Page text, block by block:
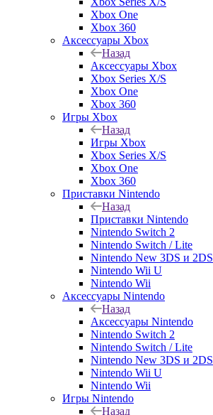
Xbox One
Xbox 360
Аксессуары Xbox
Назад
Аксессуары Xbox
Xbox Series X/S
Xbox One
Xbox 360
Игры Xbox
Назад
Игры Xbox
Xbox Series X/S
Xbox One
Xbox 360
Приставки Nintendo
Назад
Приставки Nintendo
Nintendo Switch 2
Nintendo Switch / Lite
Nintendo New 3DS и 2DS
Nintendo Wii U
Nintendo Wii
Аксессуары Nintendo
Назад
Аксессуары Nintendo
Nintendo Switch 2
Nintendo Switch / Lite
Nintendo New 3DS и 2DS
Nintendo Wii U
Nintendo Wii
Игры Nintendo
Назад